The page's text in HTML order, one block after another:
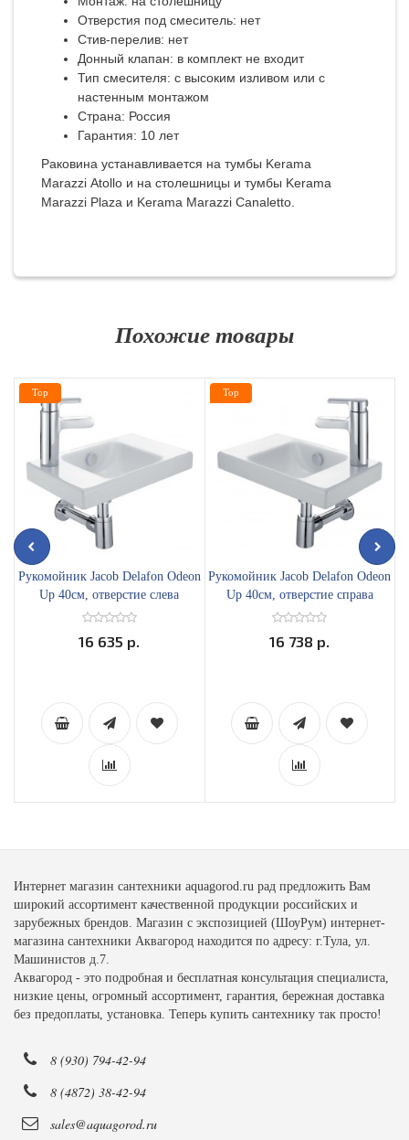
Отверстия под смеситель: нет
Стив-перелив: нет
Донный клапан: в комплект не входит
Тип смесителя: с высоким изливом или с
настенным монтажом
Страна: Россия
Гарантия: 10 лет
Раковина устанавливается на тумбы Kerama
Marazzi Atollo и на столешницы и тумбы Kerama
Marazzi Plaza и Kerama Marazzi Canaletto.
Похожие товары
Рукомойник Jacob Delafon Odeon
Up 40см, отверстие слева
16 635 р.
Top
Рукомойник Jacob Delafon Odeon
Up 40см, отверстие справа
16 738 р.
Top
Интернет магазин сантехники aquagorod.ru рад предложить Вам
широкий ассортимент качественной продукции российских и
зарубежных брендов. Магазин с экспозицией (ШоуРум) интернет-
магазина сантехники Аквагород находится по адресу: г.Тула, ул.
Машинистов д.7.
Аквагород - это подробная и бесплатная консультация специалиста,
низкие цены, огромный ассортимент, гарантия, бережная доставка
без предоплаты, установка. Теперь купить сантехнику так просто!
8 (930) 794-42-94
8 (4872) 38-42-94
sales@aquagorod.ru